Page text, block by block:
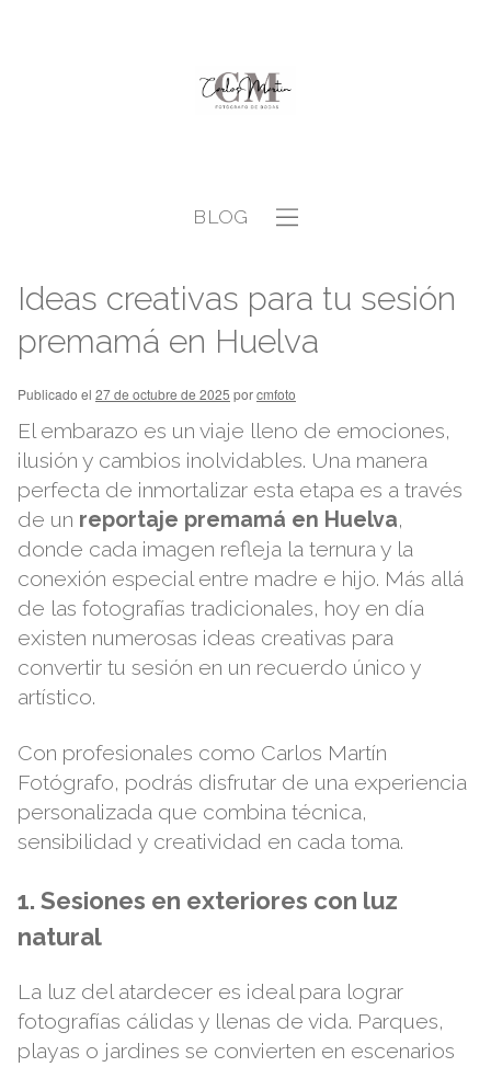
BLOG
Ideas creativas para tu sesión
premamá en Huelva
Publicado el 27 de octubre de 2025 porcmfoto
El embarazo es un viaje lleno de emociones,
ilusión y cambios inolvidables. Una manera
perfecta de inmortalizar esta etapa es a través
de un reportaje premamá en Huelva,
donde cada imagen refleja la ternura y la
conexión especial entre madre e hijo. Más allá
de las fotografías tradicionales, hoy en día
existen numerosas ideas creativas para
convertir tu sesión en un recuerdo único y
artístico.
Con profesionales como Carlos Martín
Fotógrafo, podrás disfrutar de una experiencia
personalizada que combina técnica,
sensibilidad y creatividad en cada toma.
1. Sesiones en exteriores con luz
natural
La luz del atardecer es ideal para lograr
fotografías cálidas y llenas de vida. Parques,
playas o jardines se convierten en escenarios